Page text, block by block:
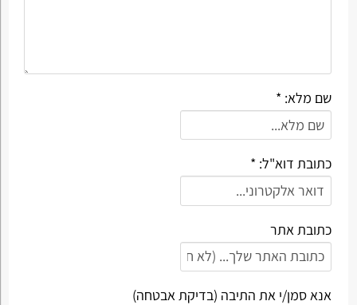
שם מלא: *
כתובת דוא"ל: *
כתובת אתר
אנא סמן/י את התיבה (בדיקת אבטחה)